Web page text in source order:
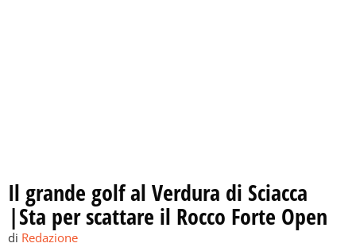
Il grande golf al Verdura di Sciacca
|Sta per scattare il Rocco Forte Open
di Redazione